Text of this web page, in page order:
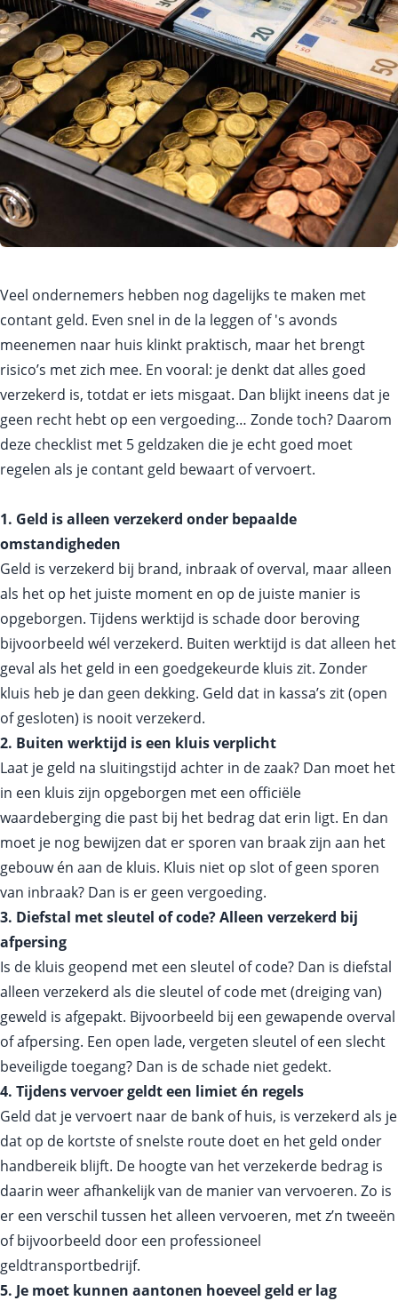
Veel ondernemers hebben nog dagelijks te maken met
contant geld. Even snel in de la leggen of 's avonds
meenemen naar huis klinkt praktisch, maar het brengt
risico’s met zich mee. En vooral: je denkt dat alles goed
verzekerd is, totdat er iets misgaat. Dan blijkt ineens dat je
geen recht hebt op een vergoeding… Zonde toch? Daarom
deze checklist met 5 geldzaken die je echt goed moet
regelen als je contant geld bewaart of vervoert.
1. Geld is alleen verzekerd onder bepaalde
omstandigheden
Geld is verzekerd bij brand, inbraak of overval, maar alleen
als het op het juiste moment en op de juiste manier is
opgeborgen. Tijdens werktijd is schade door beroving
bijvoorbeeld wél verzekerd. Buiten werktijd is dat alleen het
geval als het geld in een goedgekeurde kluis zit. Zonder
kluis heb je dan geen dekking. Geld dat in kassa’s zit (open
of gesloten) is nooit verzekerd.
2. Buiten werktijd is een kluis verplicht
Laat je geld na sluitingstijd achter in de zaak? Dan moet het
in een kluis zijn opgeborgen met een officiële
waardeberging die past bij het bedrag dat erin ligt. En dan
moet je nog bewijzen dat er sporen van braak zijn aan het
gebouw én aan de kluis. Kluis niet op slot of geen sporen
van inbraak? Dan is er geen vergoeding.
3. Diefstal met sleutel of code? Alleen verzekerd bij
afpersing
Is de kluis geopend met een sleutel of code? Dan is diefstal
alleen verzekerd als die sleutel of code met (dreiging van)
geweld is afgepakt. Bijvoorbeeld bij een gewapende overval
of afpersing. Een open lade, vergeten sleutel of een slecht
beveiligde toegang? Dan is de schade niet gedekt.
4. Tijdens vervoer geldt een limiet én regels
Geld dat je vervoert naar de bank of huis, is verzekerd als je
dat op de kortste of snelste route doet en het geld onder
handbereik blijft. De hoogte van het verzekerde bedrag is
daarin weer afhankelijk van de manier van vervoeren. Zo is
er een verschil tussen het alleen vervoeren, met z’n tweeën
of bijvoorbeeld door een professioneel
geldtransportbedrijf.
5. Je moet kunnen aantonen hoeveel geld er lag